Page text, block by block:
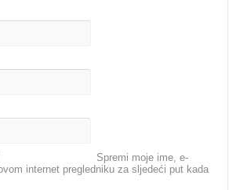
Spremi moje ime, e-
internet pregledniku za sljedeći put kada